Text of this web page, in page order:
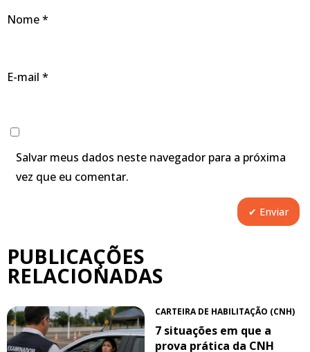
Nome*
E-mail *
Salvar meus dados neste navegador para a próxima
vez que eu comentar.
PUBLICAÇÕES
RELACIONADAS
CARTEIRA DE HABILITAÇÃO (CNH)
7 situações em que a
prova prática da CNH